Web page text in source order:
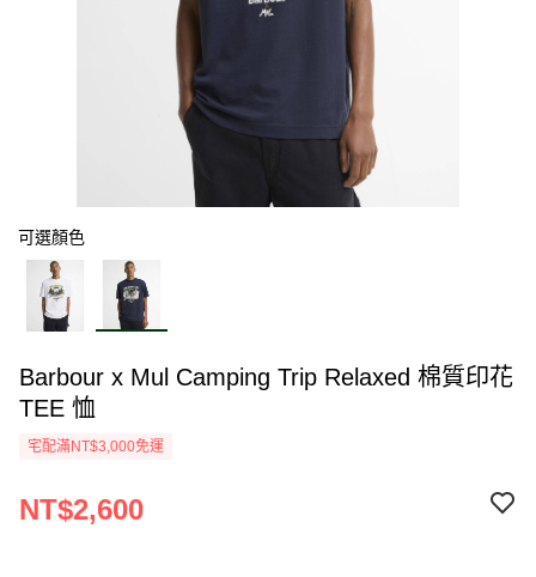
可選顏色
Barbour x Mul Camping Trip Relaxed 棉質印花
TEE 恤
宅配滿NT$3,000免運
NT$2,600